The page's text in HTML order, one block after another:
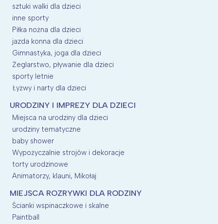
sztuki walki dla dzieci
inne sporty
Piłka nożna dla dzieci
jazda konna dla dzieci
Gimnastyka, joga dla dzieci
Żeglarstwo, pływanie dla dzieci
sporty letnie
Łyżwy i narty dla dzieci
URODZINY I IMPREZY DLA DZIECI
Miejsca na urodziny dla dzieci
urodziny tematyczne
baby shower
Wypożyczalnie strojów i dekoracje
torty urodzinowe
Animatorzy, klauni, Mikołaj
MIEJSCA ROZRYWKI DLA RODZINY
Ścianki wspinaczkowe i skalne
Paintball